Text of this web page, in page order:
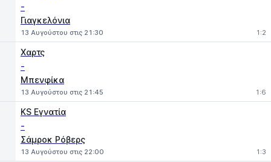
-
Γιαγκελόνια
13 Αυγούστου στις 21:30 1:2
Χαρτς
-
Μπενφίκα
13 Αυγούστου στις 21:45 1:6
KS Εγνατία
-
Σάμροκ Ρόβερς
13 Αυγούστου στις 22:00 1:3